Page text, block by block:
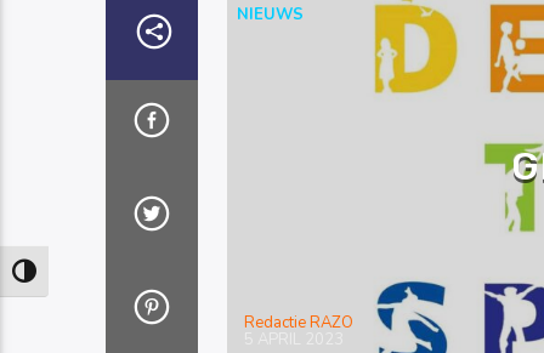
Keuze voor hoog contrast
NIEUWS
Redactie RAZO